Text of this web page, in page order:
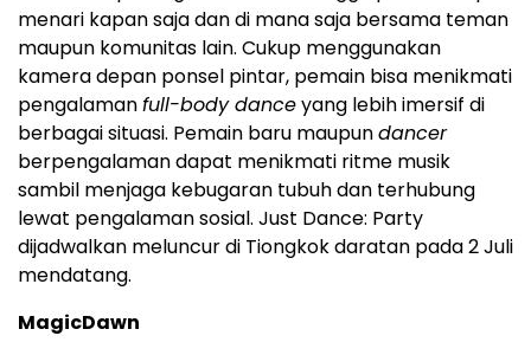
menari kapan saja dan di mana saja bersama teman
maupun komunitas lain. Cukup menggunakan
kamera depan ponsel pintar, pemain bisa menikmati
pengalamanfull-body danceyang lebih imersif di
berbagai situasi. Pemain baru maupundancer
berpengalaman dapat menikmati ritme musik
sambil menjaga kebugaran tubuh dan terhubung
lewat pengalaman sosial. Just Dance: Party
dijadwalkan meluncur di Tiongkok daratan pada 2 Juli
mendatang.
MagicDawn